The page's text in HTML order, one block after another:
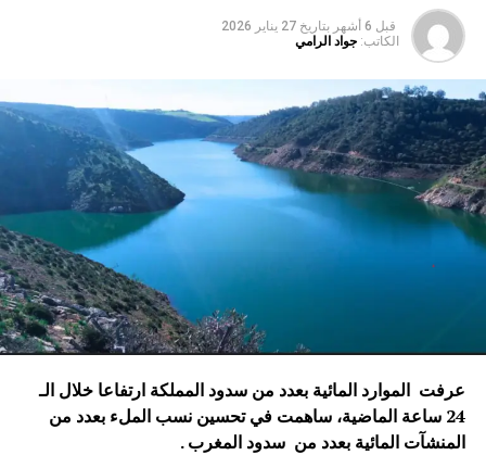
قبل 6 أشهر بتاريخ 27 يناير 2026
الكاتب: جواد الرامي
عرفت الموارد المائية بعدد من سدود المملكة ارتفاعا خلال الـ
24 ساعة الماضية، ساهمت في تحسين نسب الملء بعدد من
المنشآت المائية بعدد من سدود المغرب .